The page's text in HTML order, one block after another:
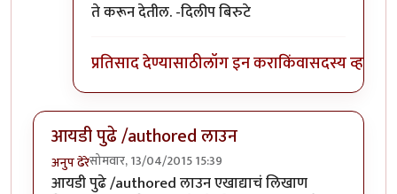
ते करून देतील. -दिलीप बिरुटे
प्रतिसाद देण्यासाठीलॉग इन कराकिंवासदस्य व्हा
आयडी पुढे /authored लाउन
अनुप ढेरेसोमवार, 13/04/2015 15:39
आयडी पुढे /authored लाउन एखाद्याचं लिखाण